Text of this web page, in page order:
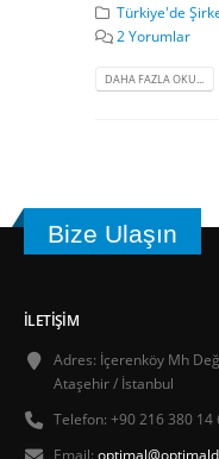
Türkiye'de
2 Yorumlar
DAHA FAZLA OKU...
Bize Ulaşın
İLETIŞIM
Adres: İçerenköy Mh
Ataşehir / İstanbul
Telefon: +90 216 380 14
Email: